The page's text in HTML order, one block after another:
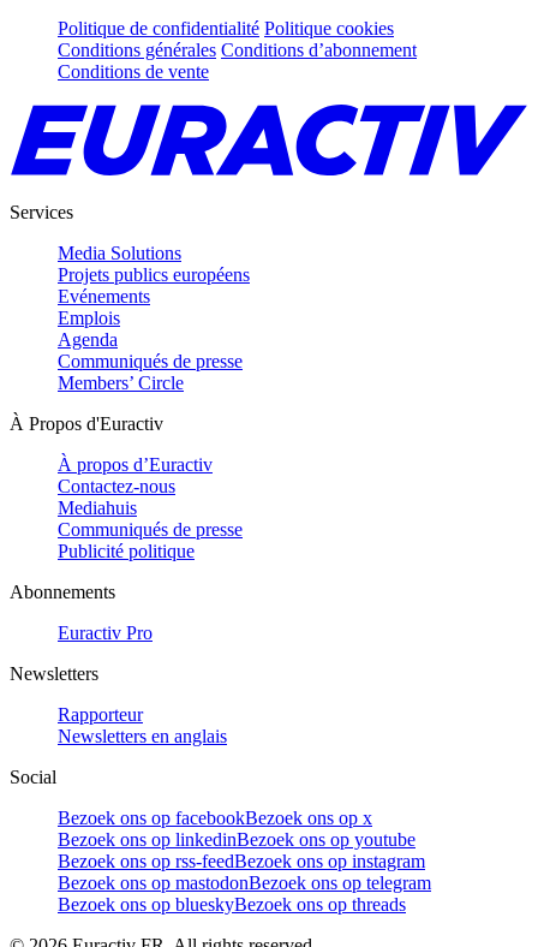
Politique de confidentialité Politique cookies
Conditions générales Conditions d’abonnement
Conditions de vente
Services
Media Solutions
Projets publics européens
Evénements
Emplois
Agenda
Communiqués de presse
Members’ Circle
À Propos d'Euractiv
À propos d’Euractiv
Contactez-nous
Mediahuis
Communiqués de presse
Publicité politique
Abonnements
Euractiv Pro
Newsletters
Rapporteur
Newsletters en anglais
Social
Bezoek ons op facebookBezoek ons op x
Bezoek ons op linkedinBezoek ons op youtube
Bezoek ons op rss-feedBezoek ons op instagram
Bezoek ons op mastodonBezoek ons op telegram
Bezoek ons op blueskyBezoek ons op threads